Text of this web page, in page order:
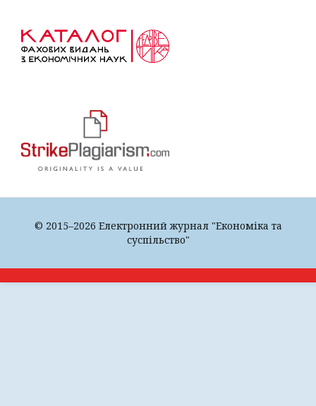
© 2015–2026 Електронний журнал "Економіка та
суспільство"